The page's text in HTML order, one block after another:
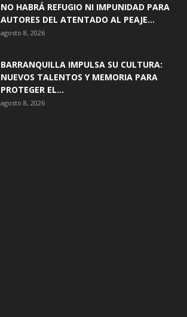
NO HABRÁ REFUGIO NI IMPUNIDAD PARA
AUTORES DEL ATENTADO AL PEAJE...
agosto 8, 2026
BARRANQUILLA IMPULSA SU CULTURA:
NUEVOS TALENTOS Y MEMORIA PARA
PROTEGER EL...
agosto 8, 2026